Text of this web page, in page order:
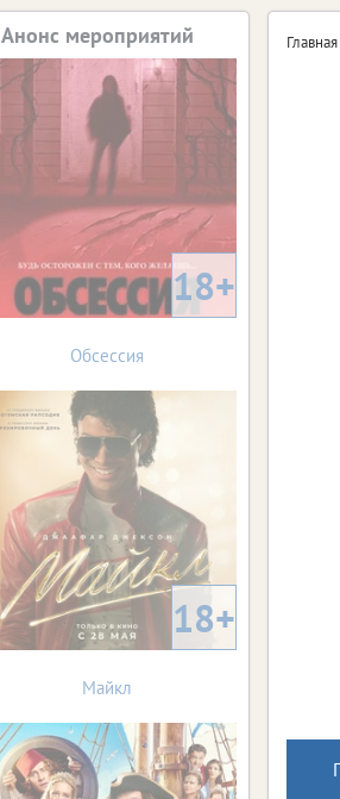
Главная
Анонс мероприятий
18+
Обсессия
18+
Майкл